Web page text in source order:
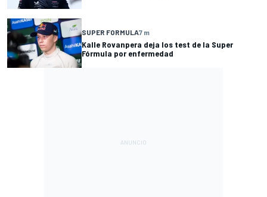
SUPER FORMULA7 m
Kalle Rovanpera deja los test de la Super
Fórmula por enfermedad